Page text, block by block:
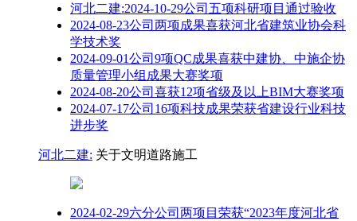
河北二建:2024-10-29公司五项科研项目通过验收
2024-08-23公司两项成果喜获河北省建筑业协会科
学技术奖
2024-09-01公司9项QC成果喜获中建协、中施企协
质量管理小组成果大赛奖项
2024-08-20公司喜获12项省级及以上BIM大赛奖项
2024-07-17公司16项科技成果荣获省建设行业科技
进步奖
河北二建: 关于文明道路施工
2024-02-29六分公司两项目荣获“2023年度河北省